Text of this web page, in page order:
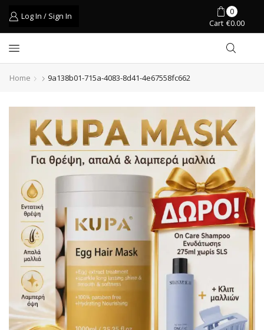
Log In / Sign In
0
Cart €0.00
Home 9a138b01-715a-4083-8d41-4e67558fc662